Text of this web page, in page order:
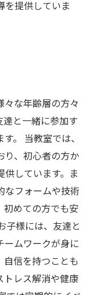
を提供していま
々な年齢層の方々
達と一緒に参加す
。 当教室では、
り、初心者の方か
供しています。ま
なフォームや技術
初めての方でも安
子様には、友達と
ームワークが身に
自信を持つことも
トレス解消や健康